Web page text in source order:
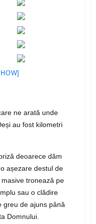
ne arată unde
au fost kilometri
deoarece dăm
așezare destul de
tronează pe
sau o clădire
greu de ajuns până
Domnului.